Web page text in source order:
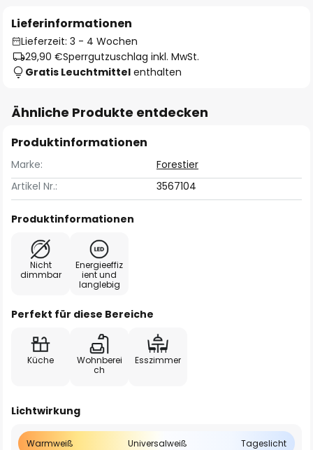
Lieferinformationen
Lieferzeit: 3 - 4 Wochen
29,90 €Sperrgutzuschlag inkl. MwSt.
Gratis Leuchtmittel enthalten
Ähnliche Produkte entdecken
Produktinformationen
Marke:
Forestier
Artikel Nr.:
3567104
Produktinformationen
Nicht
dimmbar
Energieeffiz
ient und
langlebig
Perfekt für diese Bereiche
Küche
Wohnberei
ch
Esszimmer
Lichtwirkung
Warmweiß Universalweiß Tageslicht